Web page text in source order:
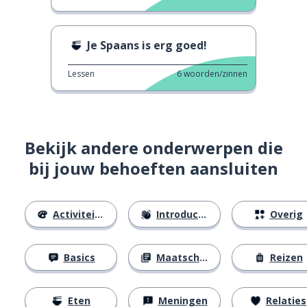
Je Spaans is erg goed!
Lessen 6woorden/zinnen
Bekijk andere onderwerpen die
bij jouw behoeften aansluiten
Activiteiten
Basics
Eten
Introducties
Maatschappij
Meningen
Overig
Reizen
Relaties